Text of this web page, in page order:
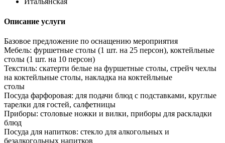
Описание услуги
Базовое предложение по оснащению мероприятия
Мебель: фуршетные столы (1 шт. на 25 персон), коктейльные
столы (1 шт. на 10 персон)
Текстиль: скатерти белые на фуршетные столы, стрейч чехлы
на коктейльные столы, накладка на коктейльные
столы
Посуда фарфоровая: для подачи блюд с подставками, круглые
тарелки для гостей, салфетницы
Приборы: столовые ножки и вилки, приборы для раскладки
блюд
Посуда для напитков: стекло для алкогольных и
безалкогольных напитков